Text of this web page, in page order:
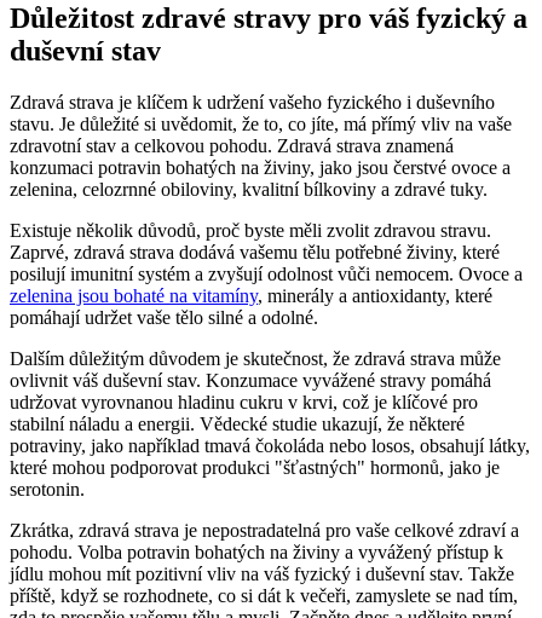
Důležitost zdravé stravy pro váš fyzický a
duševní stav
Zdravá strava je klíčem k udržení vašeho fyzického i duševního
stavu. Je důležité si uvědomit, že to, co jíte, má přímý vliv na vaše
zdravotní stav a celkovou pohodu. Zdravá strava znamená
konzumaci potravin bohatých na živiny, jako jsou čerstvé ovoce a
zelenina, celozrnné obiloviny, kvalitní bílkoviny a zdravé tuky.
Existuje několik důvodů, proč byste měli zvolit zdravou stravu.
Zaprvé, zdravá strava dodává vašemu tělu potřebné živiny, které
posilují imunitní systém a zvyšují odolnost vůči nemocem. Ovoce a
zelenina jsou bohaté na vitamíny, minerály a antioxidanty, které
pomáhají udržet vaše tělo silné a odolné.
Dalším důležitým důvodem je skutečnost, že zdravá strava může
ovlivnit váš duševní stav. Konzumace vyvážené stravy pomáhá
udržovat vyrovnanou hladinu cukru v krvi, což je klíčové pro
stabilní náladu a energii. Vědecké studie ukazují, že některé
potraviny, jako například tmavá čokoláda nebo losos, obsahují látky,
které mohou podporovat produkci "šťastných" hormonů, jako je
serotonin.
Zkrátka, zdravá strava je nepostradatelná pro vaše celkové zdraví a
pohodu. Volba potravin bohatých na živiny a vyvážený přístup k
jídlu mohou mít pozitivní vliv na váš fyzický i duševní stav. Takže
příště, když se rozhodnete, co si dát k večeři, zamyslete se nad tím,